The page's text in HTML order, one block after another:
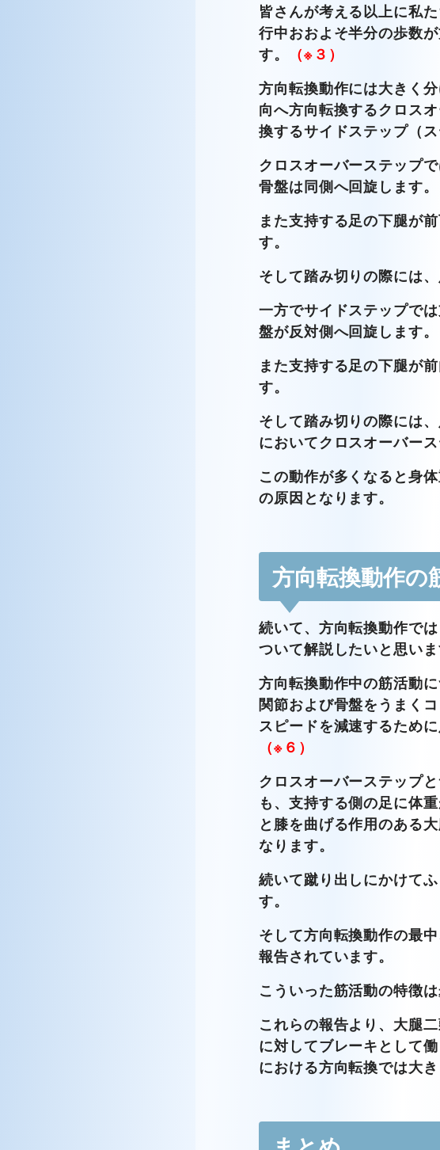
皆さんが考える以上に私
行中おおよそ半分の歩数
す。
（※３）
方向転換動作には大きく
向へ方向転換するクロス
換するサイドステップ（
クロスオーバーステップ
骨盤は同側へ回旋します。
また支持する足の下腿が
す。
そして踏み切りの際には
一方でサイドステップで
盤が反対側へ回旋します。
また支持する足の下腿が
す。
そして踏み切りの際には
においてクロスオーバー
この動作が多くなると身
の原因となります。
方向転換動作の
続いて、方向転換動作で
ついて解説したいと思いま
方向転換動作中の筋活動
関節および骨盤をうまく
スピードを減速するため
（※６）
クロスオーバーステップ
も、支持する側の足に体
と膝を曲げる作用のある
なります。
続いて蹴り出しにかけて
す。
そして方向転換動作の最
報告されています。
こういった筋活動の特徴
これらの報告より、大腿
に対してブレーキとして
における方向転換では大き